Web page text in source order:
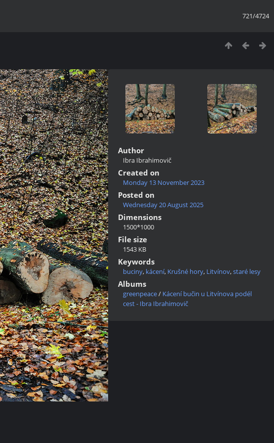
721/4724
Author
Ibra Ibrahimovič
Created on
Monday 13 November 2023
Posted on
Wednesday 20 August 2025
Dimensions
1500*1000
File size
1543 KB
Keywords
buciny, kácení, Krušné hory, Litvínov,staré lesy
Albums
greenpeace/ Kácení bučin u Litvínova podél
cest - Ibra Ibrahimovič